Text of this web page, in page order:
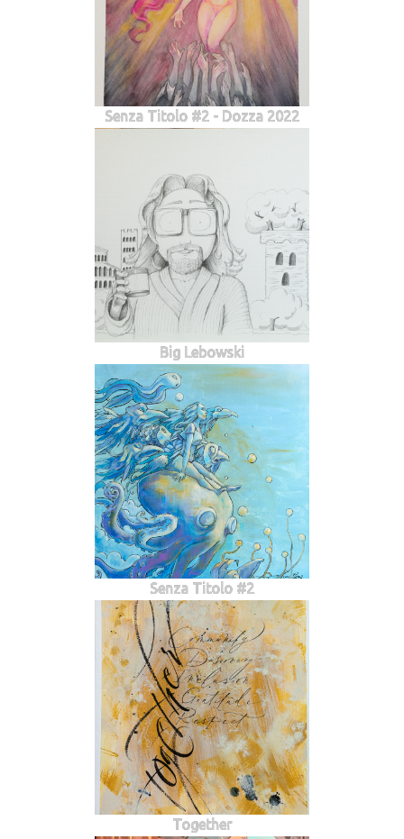
Senza Titolo #2 - Dozza 2022
Big Lebowski
Senza Titolo #2
Together